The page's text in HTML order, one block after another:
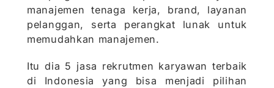
manajemen tenaga kerja, brand, layanan
pelanggan, serta perangkat lunak untuk
memudahkan manajemen.
Itu dia 5 jasa rekrutmen karyawan terbaik
di Indonesia yang bisa menjadi pilihan